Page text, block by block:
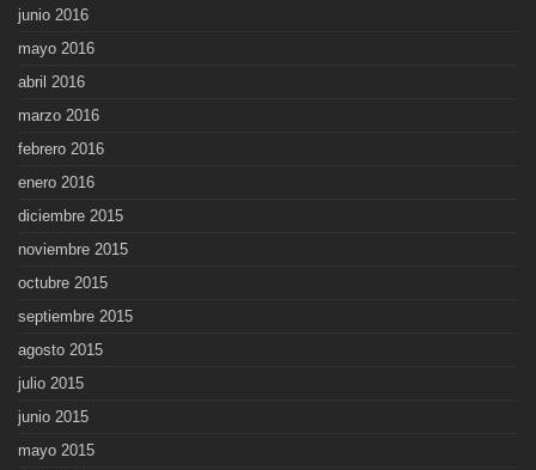
junio 2016
mayo 2016
abril 2016
marzo 2016
febrero 2016
enero 2016
diciembre 2015
noviembre 2015
octubre 2015
septiembre 2015
agosto 2015
julio 2015
junio 2015
mayo 2015